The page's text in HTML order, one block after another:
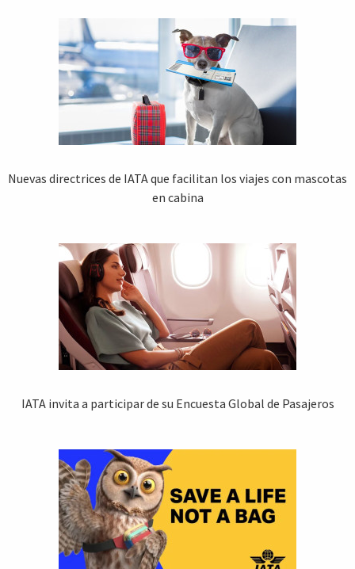
Nuevas directrices de IATA que facilitan los viajes con mascotas
en cabina
IATA invita a participar de su Encuesta Global de Pasajeros